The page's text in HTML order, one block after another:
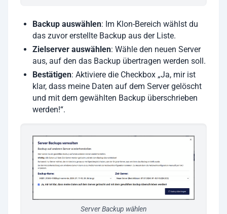
Backup auswählen: Im Klon-Bereich wählst du
das zuvor erstellte Backup aus der Liste.
Zielserver auswählen: Wähle den neuen Server
aus, auf den das Backup übertragen werden soll.
Bestätigen: Aktiviere die Checkbox „Ja, mir ist
klar, dass meine Daten auf dem Server gelöscht
und mit dem gewählten Backup überschrieben
werden!“.
Server Backup wählen